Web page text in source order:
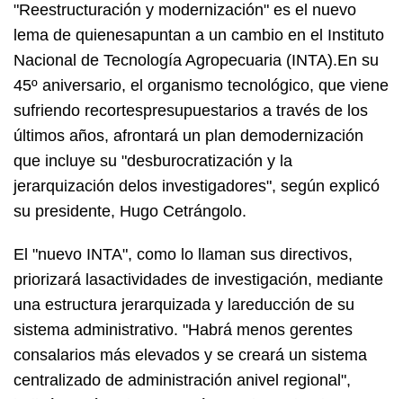
"Reestructuración y modernización" es el nuevo
lema de quienesapuntan a un cambio en el Instituto
Nacional de Tecnología Agropecuaria (INTA).En su
45º aniversario, el organismo tecnológico, que viene
sufriendo recortespresupuestarios a través de los
últimos años, afrontará un plan demodernización
que incluye su "desburocratización y la
jerarquización delos investigadores", según explicó
su presidente, Hugo Cetrángolo.
El "nuevo INTA", como lo llaman sus directivos,
priorizará lasactividades de investigación, mediante
una estructura jerarquizada y lareducción de su
sistema administrativo. "Habrá menos gerentes
consalarios más elevados y se creará un sistema
centralizado de administración anivel regional",